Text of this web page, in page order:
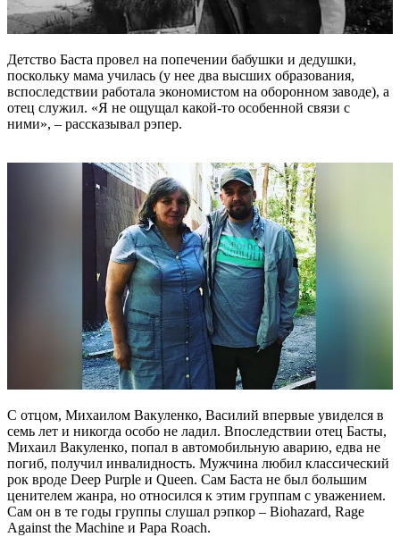
Детство Баста провел на попечении бабушки и дедушки,
поскольку мама училась (у нее два высших образования,
вспоследствии работала экономистом на оборонном заводе), а
отец служил. «Я не ощущал какой-то особенной связи с
ними», – рассказывал рэпер.
С отцом, Михаилом Вакуленко, Василий впервые увиделся в
семь лет и никогда особо не ладил. Впоследствии отец Басты,
Михаил Вакуленко, попал в автомобильную аварию, едва не
погиб, получил инвалидность. Мужчина любил классический
рок вроде Deep Purple и Queen. Сам Баста не был большим
ценителем жанра, но относился к этим группам с уважением.
Сам он в те годы группы слушал рэпкор – Biohazard, Rage
Against the Machine и Papa Roach.